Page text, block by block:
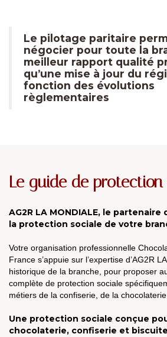
Le pilotage paritaire
négocier pour toute la
meilleur rapport qualité
qu’une mise à jour du
fonction des évolutions
règlementaires
Le guide de protection
AG2R LA MONDIALE, le
la protection sociale de votre
Votre organisation professionnelle
France s’appuie sur l’expertise d’AG2R
historique de la branche, pour proposer
complète de protection sociale
métiers de la confiserie, de la
Une protection sociale conçue
chocolaterie, confiserie et